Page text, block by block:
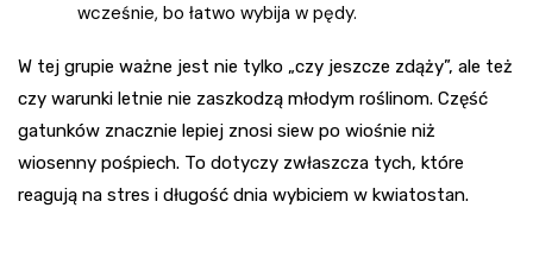
wcześnie, bo łatwo wybija w pędy.
W tej grupie ważne jest nie tylko „czy jeszcze zdąży”, ale też
czy warunki letnie nie zaszkodzą młodym roślinom. Część
gatunków znacznie lepiej znosi siew po wiośnie niż
wiosenny pośpiech. To dotyczy zwłaszcza tych, które
reagują na stres i długość dnia wybiciem w kwiatostan.